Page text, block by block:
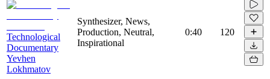
Technological
Documentary
Yevhen
Lokhmatov
Synthesizer, News,
Production, Neutral,
Inspirational
0:40 120